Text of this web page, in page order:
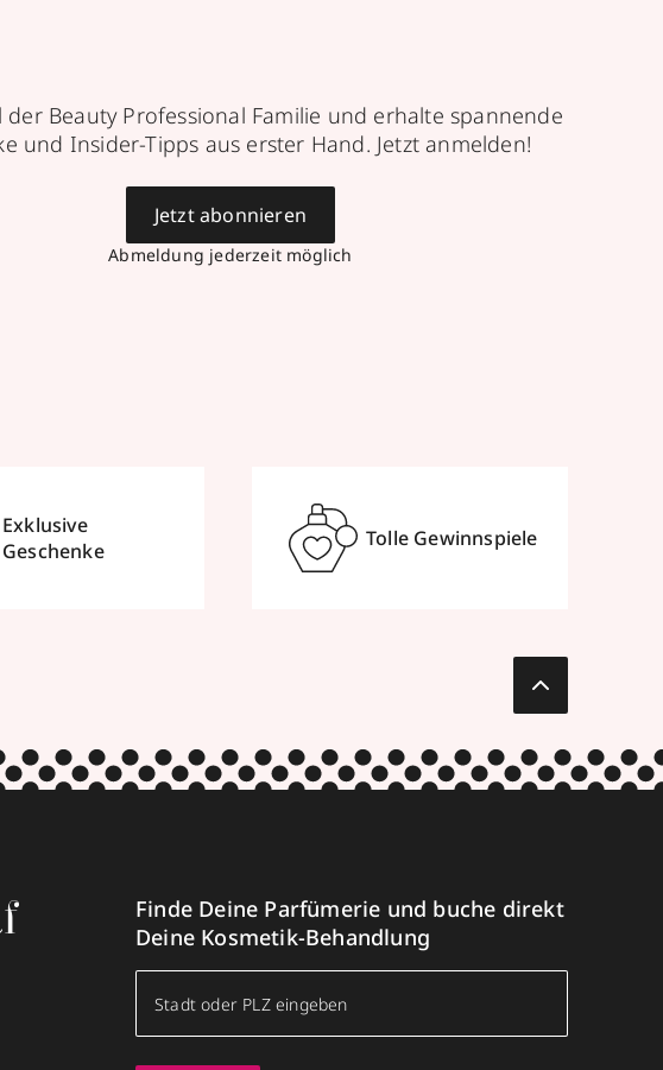
der Beauty Professional Familie und erhalte spannende
und Insider-Tipps aus erster Hand. Jetzt anmelden!
Abmeldung jederzeit möglich
Jetzt abonnieren
Exklusive
Geschenke
Tolle Gewinnspiele
Finde Deine Parfümerie und buche direkt
Deine Kosmetik-Behandlung